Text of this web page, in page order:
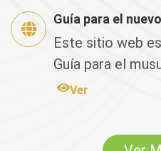
Guía para el
Este sitio web
Guía para el
Salem Bahamán,
Ver